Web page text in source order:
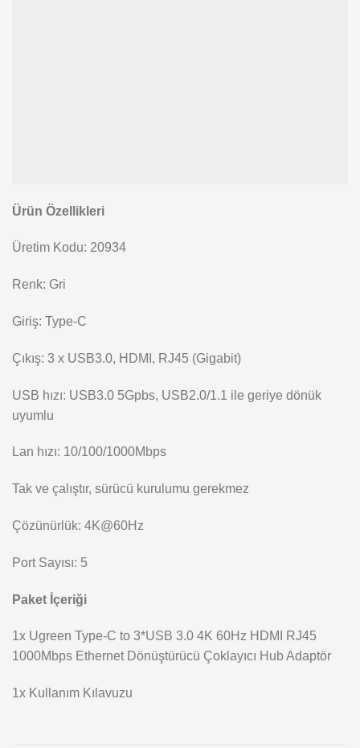
Ürün Özellikleri
Üretim Kodu: 20934
Renk: Gri
Giriş: Type-C
Çıkış: 3 x USB3.0, HDMI, RJ45 (Gigabit)
USB hızı: USB3.0 5Gpbs, USB2.0/1.1 ile geriye dönük
uyumlu
Lan hızı: 10/100/1000Mbps
Tak ve çalıştır, sürücü kurulumu gerekmez
Çözünürlük: 4K@60Hz
Port Sayısı: 5
Paket İçeriği
1x Ugreen Type-C to 3*USB 3.0 4K 60Hz HDMI RJ45
1000Mbps Ethernet Dönüştürücü Çoklayıcı Hub Adaptör
1x Kullanım Kılavuzu